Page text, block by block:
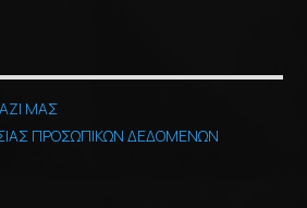
ΜΑΣ
ΠΡΟΣΩΠΙΚΩΝ ΔΕΔΟΜΕΝΩΝ